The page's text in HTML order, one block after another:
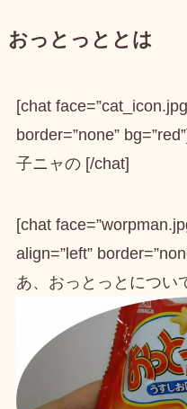
おっとっととは
[chat
border=”none”
子ニャの [/chat]
[chat
align=”left”
あ、おっとっとについ